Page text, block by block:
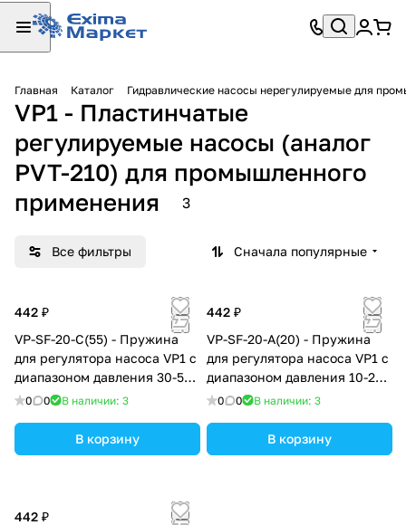
Главная Каталог Гидравлические насосы нерегулируемые для
VP1 - Пластинчатые
регулируемые насосы (аналог
PVT-210) для промышленного
применения
3
Все фильтры Сначала популярные
442 ₽
VP-SF-20-C(55) - Пружина
для регулятора насоса VP1 с
диапазоном давления 30-55
бар
0 0 В наличии: 3
В корзину
442 ₽
VP-SF-20-A(20) - Пружина
для регулятора насоса VP1 с
диапазоном давления 10-20
бар
0 0 В наличии: 3
В корзину
442 ₽